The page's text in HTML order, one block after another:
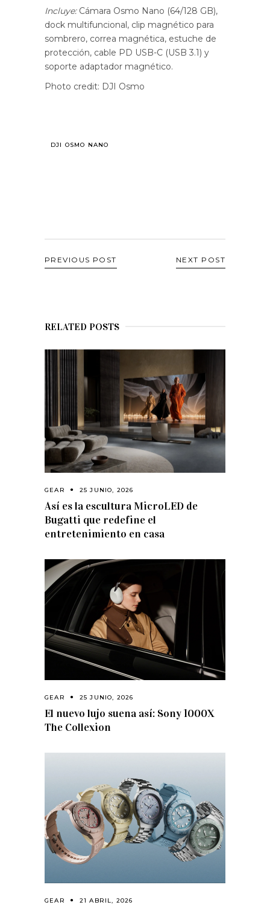
Incluye:Cámara Osmo Nano (64/128 GB),
dock multifuncional, clip magnético para
sombrero, correa magnética, estuche de
protección, cable PD USB-C (USB 3.1) y
soporte adaptador magnético.
Photo credit: DJI Osmo
DJI OSMO NANO
PREVIOUS POST NEXT POST
RELATED POSTS
GEAR 25 JUNIO, 2026
Así es la escultura MicroLED de
Bugatti que redefine el
entretenimiento en casa
GEAR 25 JUNIO, 2026
El nuevo lujo suena así: Sony 1000X
The Collexion
GEAR 21 ABRIL, 2026